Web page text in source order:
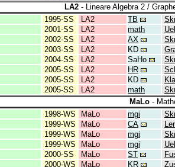
LA2- Lineare Algebra 2 /
1995-SS LA2 TB
2001-SS LA2 math
2002-SS LA2 AX
2003-SS LA2 KD
2004-SS LA2 SaHo
2005-SS LA2 HR
2005-SS LA2 KD
2005-SS LA2 math
MaLo-
1998-WS MaLo mgi
1999-WS MaLo CA
1999-WS MaLo mgi
1999-WS MaLo mgi
2000-SS MaLo ST
2000-WS MaLo KR